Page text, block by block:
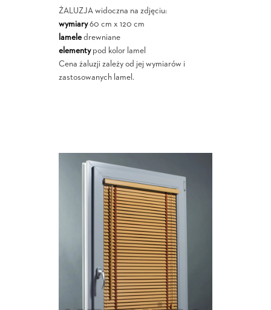
ŻALUZJA widoczna na zdjęciu:
wymiary60 cm x 120 cm
lameledrewniane
elementypod kolor lamel
Cena żaluzji zależy od jej wymiarów i
zastosowanych lamel.